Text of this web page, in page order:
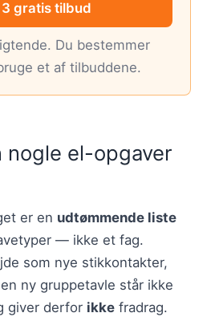
3 gratis tilbud
Du bestemmer
et af tilbuddene.
nogle el-opgaver
er en udtømmende liste
— ikke et fag.
som nye stikkontakter,
ny gruppetavle står ikke
giver derfor ikke fradrag.